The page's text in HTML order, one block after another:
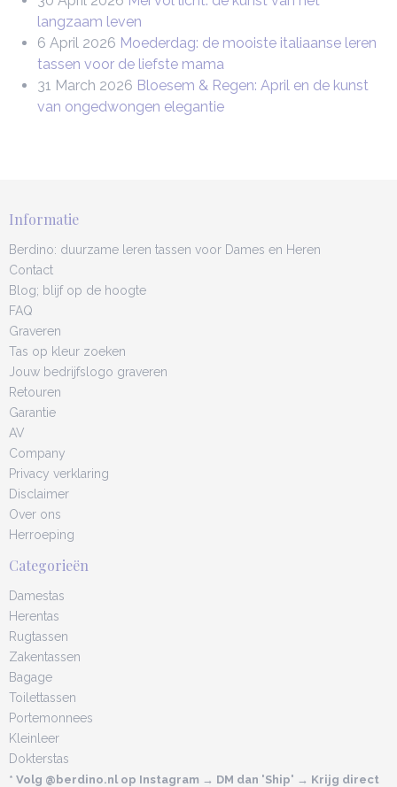
langzaam leven
6 April 2026 Moederdag: de mooiste italiaanse leren
tassen voor de liefste mama
31 March 2026 Bloesem & Regen: April en de kunst
van ongedwongen elegantie
Informatie
Berdino: duurzame leren tassen voor Dames en Heren
Contact
Blog; blijf op de hoogte
FAQ
Graveren
Tas op kleur zoeken
Jouw bedrijfslogo graveren
Retouren
Garantie
AV
Company
Privacy verklaring
Disclaimer
Over ons
Herroeping
Categorieën
Damestas
Herentas
Rugtassen
Zakentassen
Bagage
Toilettassen
Portemonnees
Kleinleer
Dokterstas
* Volg @berdino.nl op Instagram → DM dan 'Ship' → Krijg direct